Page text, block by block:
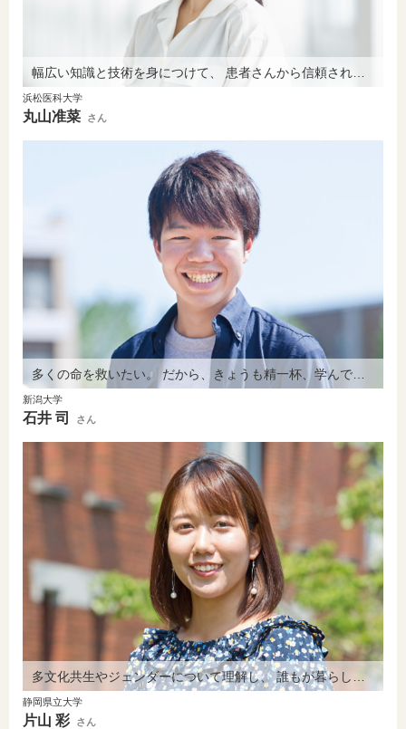
浜松医科大学
丸山准菜 さん
多くの命を救いたい。 だから、きょうも精一杯、学んでいます。
新潟大学
石井 司 さん
静岡県立大学
片山 彩 さん